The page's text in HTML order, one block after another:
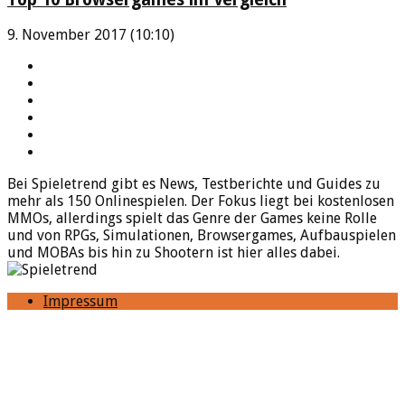
9. November 2017 (10:10)
Bei Spieletrend gibt es News, Testberichte und Guides zu
mehr als 150 Onlinespielen. Der Fokus liegt bei kostenlosen
MMOs, allerdings spielt das Genre der Games keine Rolle
und von RPGs, Simulationen, Browsergames, Aufbauspielen
und MOBAs bis hin zu Shootern ist hier alles dabei.
Impressum